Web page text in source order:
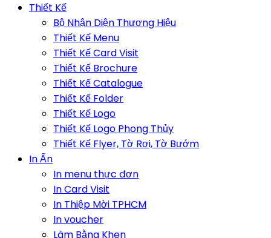
Thiết Kế
Bộ Nhận Diện Thương Hiệu
Thiết Kế Menu
Thiết Kế Card Visit
Thiết Kế Brochure
Thiết Kế Catalogue
Thiết Kế Folder
Thiết Kế Logo
Thiết Kế Logo Phong Thủy
Thiết Kế Flyer, Tờ Rơi, Tờ Bướm
In Ấn
In menu thực đơn
In Card Visit
In Thiệp Mời TPHCM
In voucher
Làm Bằng Khen